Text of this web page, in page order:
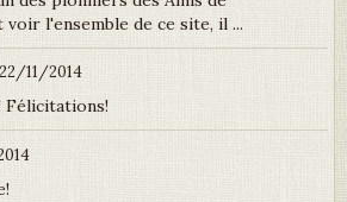
l'ensemble de ce site, il ...
11/2014
Félicitations!